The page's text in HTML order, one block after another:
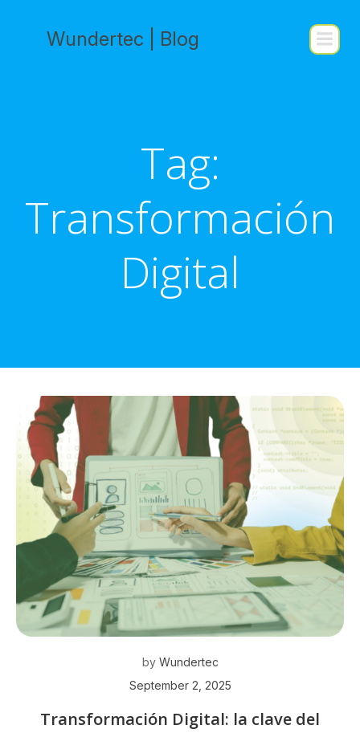
content
Wundertec | Blog
Tag:
Transformación
Digital
by Wundertec
September 2, 2025
Transformación Digital: la clave del